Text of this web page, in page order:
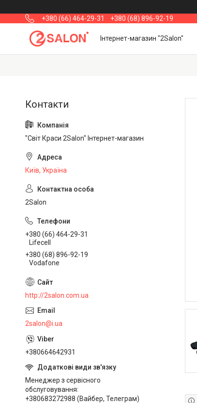
+380 (66) 464-29-31 +380 (68) 896-92-19
Інтернет-магазин "2Salon"
"Світ Краси 2Salon" Інтернет-магазин
Київ, Україна
2Salon
+380 (66) 464-29-31
Lifecell
+380 (68) 896-92-19
Vodafone
http://2salon.com.ua
2salon@i.ua
+380664642931
Менеджер з сервісного
обслуговування
+380683272988 (Вайбер, Телеграм)